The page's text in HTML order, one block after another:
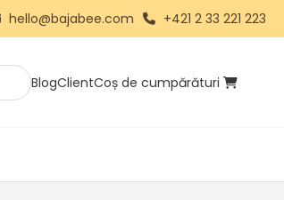
hello@bajabee.com +421 2 33 221 223
BlogClientCoș de cumpărături